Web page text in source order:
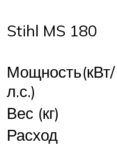
Stihl MS 180
Мощность(кВт/
л.с.)
Вес (кг)
Расход